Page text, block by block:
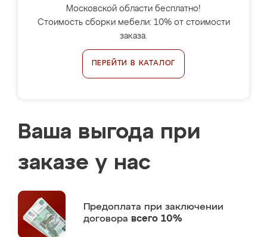
Московской области бесплатно!
Стоимость сборки мебели: 10% от стоимости
заказа.
ПЕРЕЙТИ В КАТАЛОГ
Ваша выгода при
заказе у нас
Предоплата при заключении
договора всего 10%